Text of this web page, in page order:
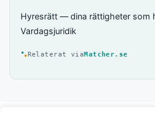
Hyresrätt — dina rättigheter som
Vardagsjuridik
Relaterat viaMatcher.se